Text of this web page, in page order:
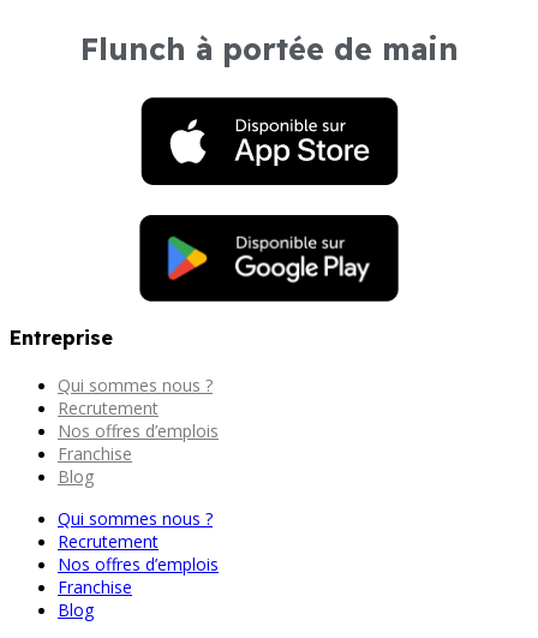
Flunch à portée de main
Entreprise
Qui sommes nous ?
Recrutement
Nos offres d’emplois
Franchise
Blog
Qui sommes nous ?
Recrutement
Nos offres d’emplois
Franchise
Blog